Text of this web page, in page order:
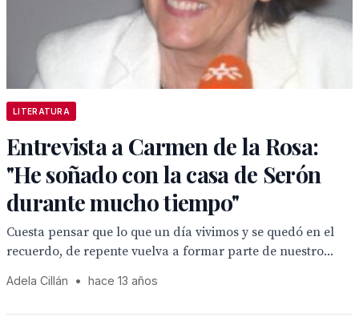
LITERATURA
Entrevista a Carmen de la Rosa:
"He soñado con la casa de Serón
durante mucho tiempo"
Cuesta pensar que lo que un día vivimos y se quedó en el
recuerdo, de repente vuelva a formar parte de nuestro...
Adela Cillán • hace 13 años